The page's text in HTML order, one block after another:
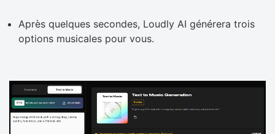
Après quelques secondes, Loudly AI générera trois
options musicales pour vous.